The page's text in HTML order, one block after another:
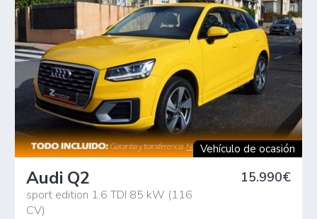
Vehículo de ocasión
Audi Q2
sport edition 1.6 TDI 85 kW (116
CV)
15.990€